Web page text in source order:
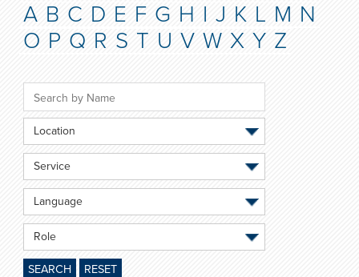
A B C D E F G H I J K L M N
O P Q R S T U V W X Y Z
Location
Service
Language
Role
SEARCH RESET